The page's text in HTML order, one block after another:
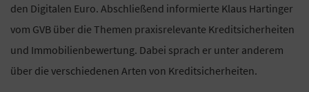
den Digitalen Euro. Abschließend informierte Klaus Hartinger
vom GVB über die Themen praxisrelevante Kreditsicherheiten
und Immobilienbewertung. Dabei sprach er unter anderem
über die verschiedenen Arten von Kreditsicherheiten.